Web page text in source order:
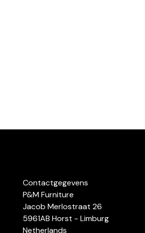
Contactgegevens
P&M Furniture
Jacob Merlostraat 26
5961AB Horst - Limburg
Netherlands